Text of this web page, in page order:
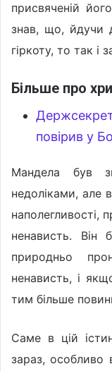
присвяченій
знав, що, йдучи
гіркоту, то так і
Більше про
повірив у
Мандела був
недоліками, але
наполегливості,
ненависть. Він
природньо
ненависть, і
тим більше
Саме в цій
зараз, особливо